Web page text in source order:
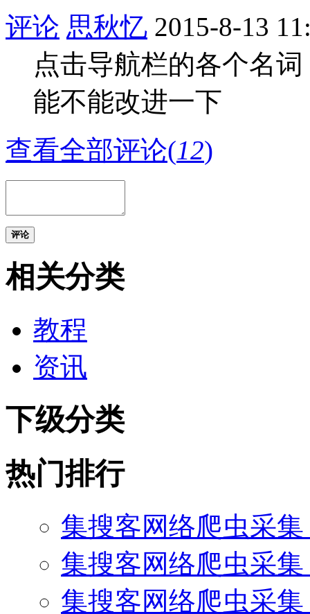
评论 思秋忆 2015-8-13
点击导航栏的各个名
能不能改进一下
查看全部评论(12)
评论
相关分类
教程
资讯
下级分类
热门排行
集搜客网络爬虫采
集搜客网络爬虫采
集搜客网络爬虫采